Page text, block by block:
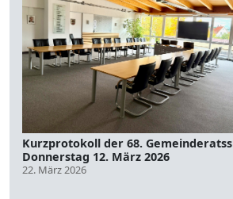
Kurzprotokoll der 68.
Donnerstag 12. März 2026
22. März 2026